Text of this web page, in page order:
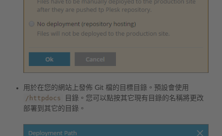
用於在您的網站上發佈 Git 檔的目標目錄。預設會使用
/httpdocs
目錄。您可以點按其它現有目錄的名稱將更改
部署到其它的目錄。